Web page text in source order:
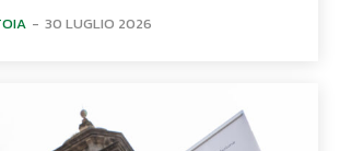
- 30 LUGLIO 2026